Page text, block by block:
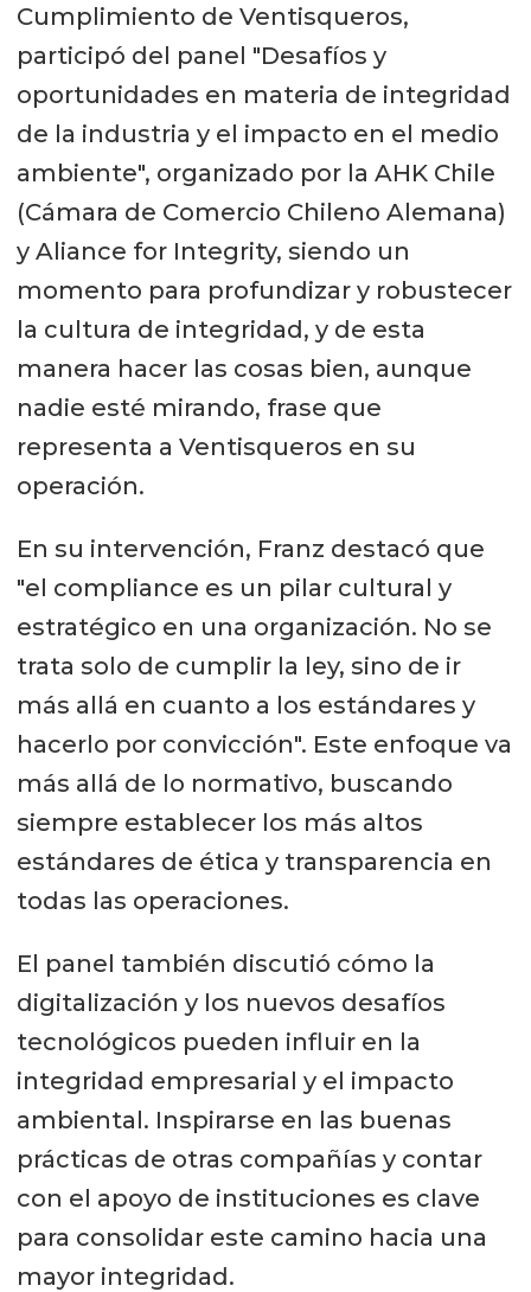
Cumplimiento de Ventisqueros,
participó del panel "Desafíos y
oportunidades en materia de integridad
de la industria y el impacto en el medio
ambiente", organizado por la AHK Chile
(Cámara de Comercio Chileno Alemana)
y Aliance for Integrity, siendo un
momento para profundizar y robustecer
la cultura de integridad, y de esta
manera hacer las cosas bien, aunque
nadie esté mirando, frase que
representa a Ventisqueros en su
operación.
En su intervención, Franz destacó que
"el compliance es un pilar cultural y
estratégico en una organización. No se
trata solo de cumplir la ley, sino de ir
más allá en cuanto a los estándares y
hacerlo por convicción". Este enfoque va
más allá de lo normativo, buscando
siempre establecer los más altos
estándares de ética y transparencia en
todas las operaciones.
El panel también discutió cómo la
digitalización y los nuevos desafíos
tecnológicos pueden influir en la
integridad empresarial y el impacto
ambiental. Inspirarse en las buenas
prácticas de otras compañías y contar
con el apoyo de instituciones es clave
para consolidar este camino hacia una
mayor integridad.